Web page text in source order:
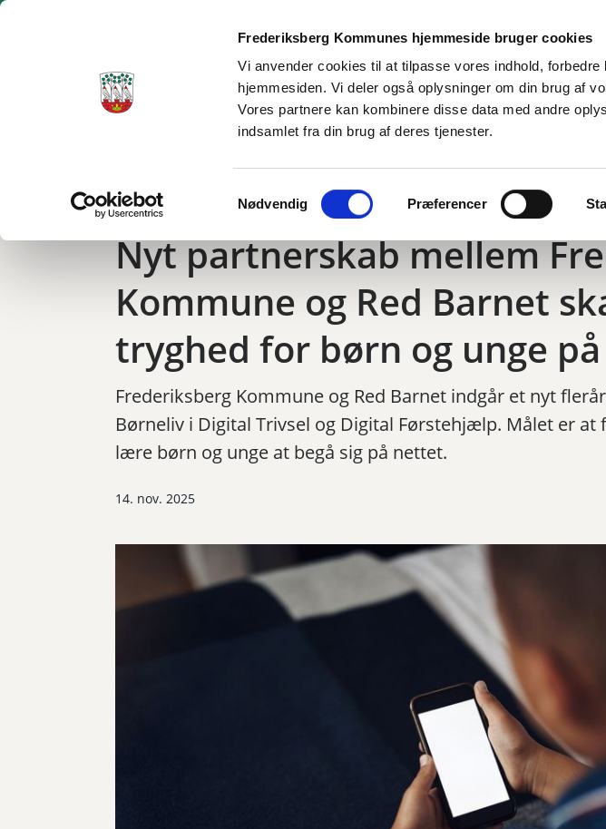
Frederiksberg Kommunes hjemmeside bruger cookies
Vi anvender cookies til at tilpasse vores indhold,
hjemmesiden. Vi deler også oplysninger om din brug af
Vores partnere kan kombinere disse data med andre
indsamlet fra din brug af deres tjenester.
Nødvendig Præferencer
Borgerservice Dagtilbud og skole Social og sundhed By, bolig og miljø Fritid
Nyt partnerskab mellem
Kommune og Red Barnet
tryghed for børn og unge
Frederiksberg Kommune og Red Barnet indgår et nyt
Børneliv i Digital Trivsel og Digital Førstehjælp. Målet er at
lære børn og unge at begå sig på nettet.
14. nov. 2025